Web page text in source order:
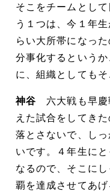
そこをチームとし
う１つは、今１年
らい大所帯になっ
分事化するという
に、組織としても
神谷 六大戦も早慶
えた試合をしてき
落とさないで、し
いです。４年生に
なるので、そこに
覇を達成させてあ